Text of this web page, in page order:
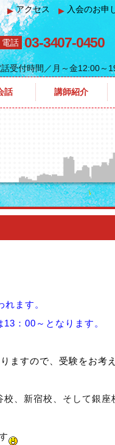
▶アクセス ▶ 入会のお申
電話 03-3407-0450
受付時間 ／月～金12:00～
話 講師紹介
れます。
：00～となります。
ますので、受験をお考
、新宿校、そして銀座